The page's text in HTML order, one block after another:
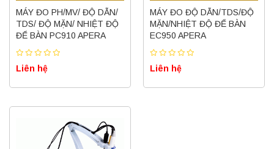
MÁY ĐO PH/MV/ ĐỘ DẪN/
TDS/ ĐỘ MẶN/ NHIỆT ĐỘ
ĐỂ BÀN PC910 APERA
Liên hệ
MÁY ĐO ĐỘ DẪN/TDS/ĐỘ
MẶN/NHIỆT ĐỘ ĐỂ BÀN
EC950 APERA
Liên hệ